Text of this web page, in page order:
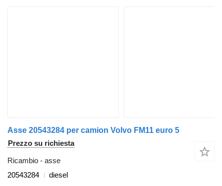
Asse 20543284 per camion Volvo FM11 euro 5
Prezzo su richiesta
Ricambio - asse
20543284
diesel